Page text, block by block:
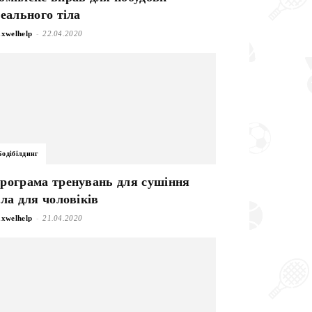
тіла
- 22.04.2020
тренувань для сушіння
для чоловіків
- 21.04.2020